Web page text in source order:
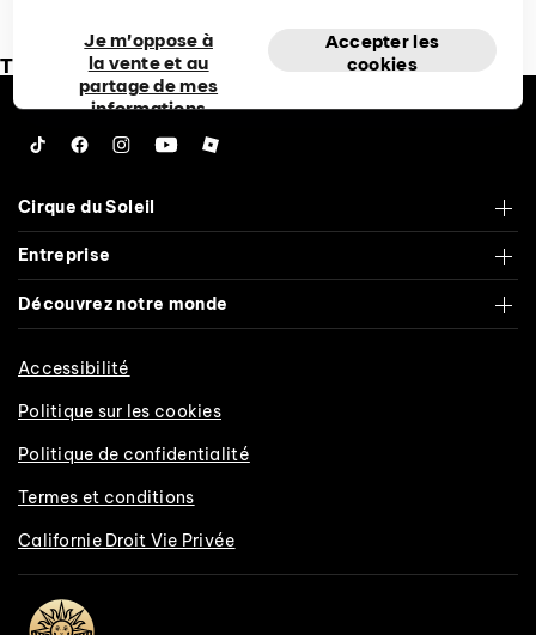
Type de contenu présenté :
TiktokFacebook
Instagram
YouTube
Roblox
Cirque du Soleil
Entreprise
Découvrez notre monde
Accessibilité
Politique sur les cookies
Politique de confidentialité
Termes et conditions
Californie Droit Vie Privée
Je m’oppose à
la vente et au
partage de mes
informations
personnelles
privées
Accepter les
cookies